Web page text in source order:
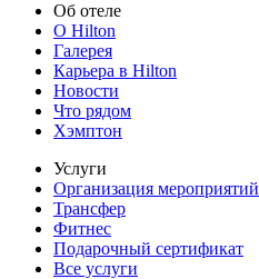
Об отеле
О Hilton
Галерея
Карьера в Hilton
Новости
Что рядом
Хэмптон
Услуги
Организация мероприятий
Трансфер
Фитнес
Подарочный сертификат
Все услуги